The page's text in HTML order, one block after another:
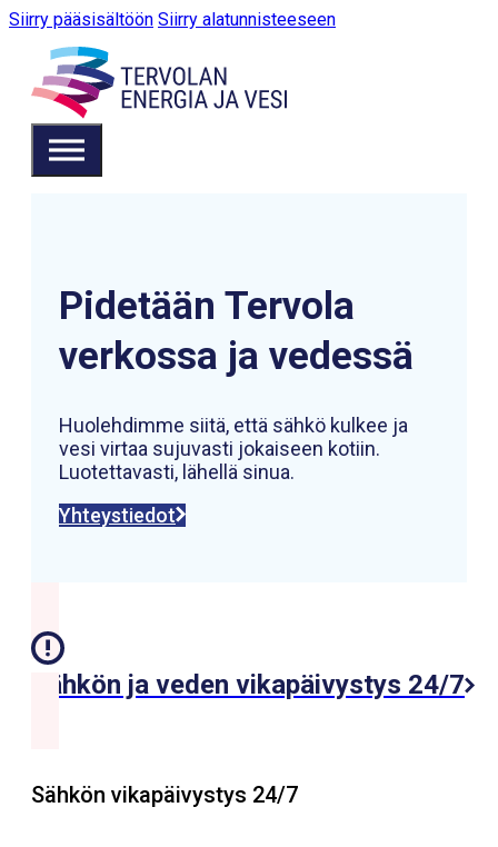
Siirry pääsisältöön Siirry alatunnisteeseen
Pidetään Tervola
verkossa ja vedessä
Huolehdimme siitä, että sähkö kulkee ja
vesi virtaa sujuvasti jokaiseen kotiin.
Luotettavasti, lähellä sinua.
Yhteystiedot
Sähkön ja veden vikapäivystys 24/7
Sähkön vikapäivystys 24/7